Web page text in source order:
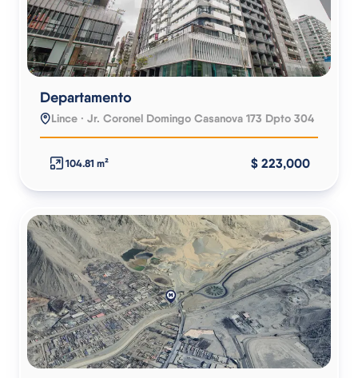
Departamento
Lince · Jr. Coronel Domingo Casanova 173 Dpto 304
104.81 m² $ 223,000